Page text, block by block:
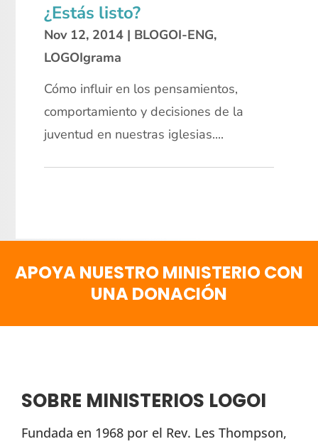
¿Estás listo?
Nov 12, 2014 | BLOGOI-ENG,
LOGOIgrama
Cómo influir en los pensamientos,
comportamiento y decisiones de la
juventud en nuestras iglesias....
APOYA NUESTRO MINISTERIO CON
UNA DONACIÓN
SOBRE MINISTERIOS LOGOI
Fundada en 1968 por el Rev. Les Thompson,